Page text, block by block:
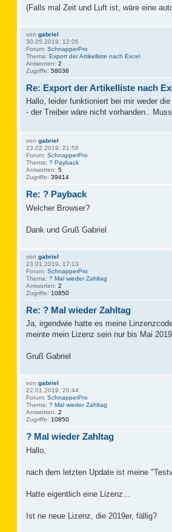
(Falls mal Zeit und Luft ist, wäre eine
von gabriel
30.05.2019, 12:05
Forum: SchnapperPro
Thema: Export der Artikelliste nach Excel
Antworten: 2
Zugriffe: 58036
Re: Export der Artikelliste nach
Hallo, leider funktioniert bei mir weder
- der Treiber wäre nicht vorhanden..
von gabriel
23.02.2019, 21:58
Forum: SchnapperPro
Thema: ? Payback
Antworten: 5
Zugriffe: 39414
Re: ? Payback
Welcher Browser?
Dank und Gruß Gabriel
von gabriel
23.01.2019, 17:13
Forum: SchnapperPro
Thema: ? Mal wieder Zahltag
Antworten: 2
Zugriffe: 10850
Re: ? Mal wieder Zahltag
Ja, irgendwie hatte es meine
meinte mein Lizenz sein nur bis Mai
Gruß Gabriel
von gabriel
22.01.2019, 20:44
Forum: SchnapperPro
Thema: ? Mal wieder Zahltag
Antworten: 2
Zugriffe: 10850
? Mal wieder Zahltag
Hallo,
nach dem letzten Update ist meine
Hatte eigentlich eine Lizenz...
Ist ne neue Lizenz, die 2019er, fällig?